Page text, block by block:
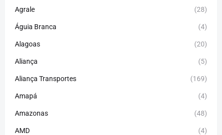
Agrale (28)
Águia Branca (4)
Alagoas (20)
Aliança (5)
Aliança Transportes (169)
Amapá (4)
Amazonas (48)
AMD (4)